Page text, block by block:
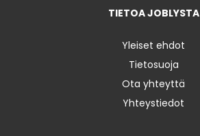
TIETOA JOBLYSTA
Yleiset ehdot
Tietosuoja
Ota yhteyttä
Yhteystiedot